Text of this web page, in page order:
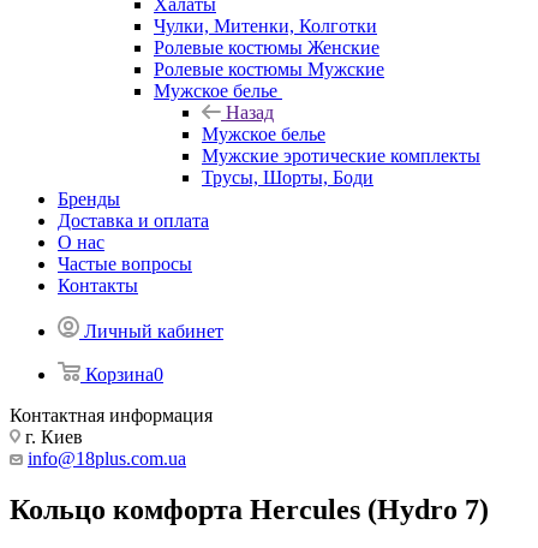
Халаты
Чулки, Митенки, Колготки
Ролевые костюмы Женские
Ролевые костюмы Мужские
Мужское белье
Назад
Мужское белье
Мужские эротические комплекты
Трусы, Шорты, Боди
Бренды
Доставка и оплата
О нас
Частые вопросы
Контакты
Личный кабинет
Корзина0
Контактная информация
г. Киев
info@18plus.com.ua
Кольцо комфорта Hercules (Hydro 7)